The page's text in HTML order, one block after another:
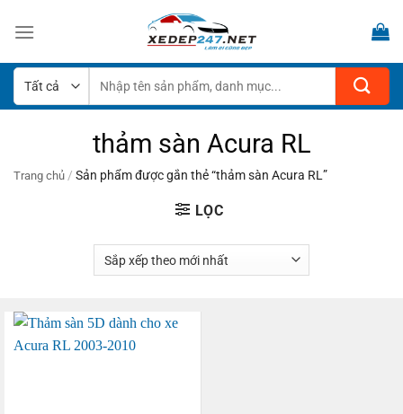
qua
dung
kiếm:
thảm sàn Acura RL
Trang chủ / Sản phẩm được gắn thẻ “thảm sàn Acura RL”
LỌC